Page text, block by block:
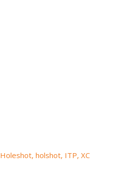
Holeshot,holshot, ITP,XC